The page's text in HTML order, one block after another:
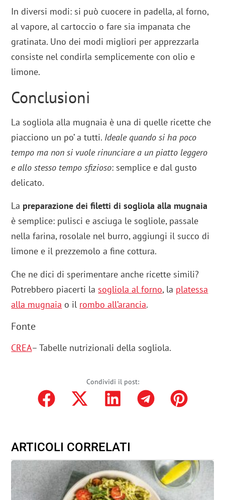
In diversi modi: si può cuocere in padella, al forno,
al vapore, al cartoccio o fare sia impanata che
gratinata. Uno dei modi migliori per apprezzarla
consiste nel condirla semplicemente con olio e
limone.
Conclusioni
La sogliola alla mugnaia è una di quelle ricette che
piacciono un po’ a tutti. Ideale quando si ha poco
tempo ma non si vuole rinunciare a un piatto leggero
e allo stesso tempo sfizioso: semplice e dal gusto
delicato.
La preparazione dei filetti di sogliola alla mugnaia
è semplice: pulisci e asciuga le sogliole, passale
nella farina, rosolale nel burro, aggiungi il succo di
limone e il prezzemolo a fine cottura.
Che ne dici di sperimentare anche ricette simili?
Potrebbero piacerti la sogliola al forno, la platessa
alla mugnaia o il rombo all’arancia.
Fonte
CREA– Tabelle nutrizionali della sogliola.
Condividi il post:
ARTICOLI CORRELATI